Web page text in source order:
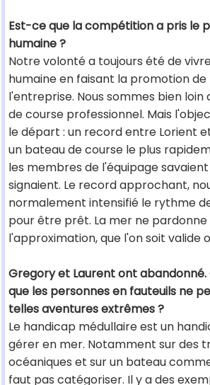
Est-ce que la compétition a pris le
humaine ?
Notre volonté a toujours été de
humaine en faisant la promotion
l'entreprise. Nous sommes bien
de course professionnel. Mais
le départ : un record entre Lorient
un bateau de course le plus
les membres de l'équipage
signaient. Le record approchant,
normalement intensifié le rythme
pour être prêt. La mer ne pardonne
l'approximation, que l'on soit valide
Gregory et Laurent ont
que les personnes en fauteuils ne
telles aventures extrêmes ?
Le handicap médullaire est un
gérer en mer. Notamment sur des
océaniques et sur un bateau
faut pas catégoriser. Il y a des